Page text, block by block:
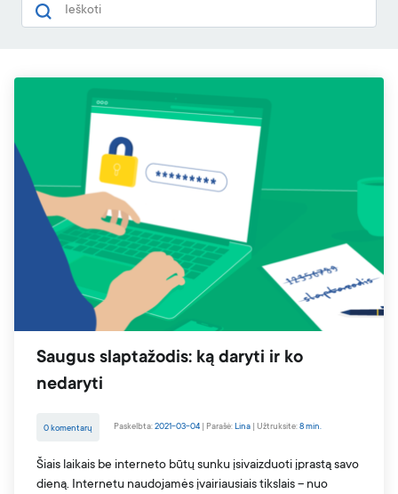
BLOGas
Pranešti apie pažeidimą
Skaitmeninių paslaugų aktas (DSA)
Skaidrumo ataskaita
Saugus slaptažodis: ką daryti ir ko
nedaryti
0 komentarų Paskelbta:2021-03-04 Parašė: Lina Užtruksite:8 min.
Šiais laikais be interneto būtų sunku įsivaizduoti įprastą savo
dieną. Internetu naudojamės įvairiausiais tikslais – nuo